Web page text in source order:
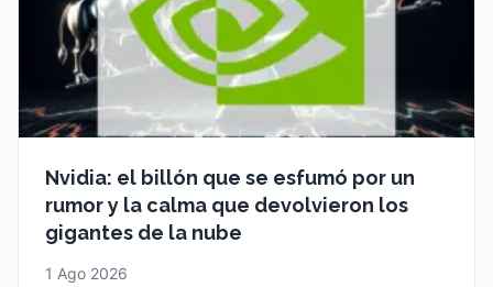
Nvidia: el billón que se esfumó por un
rumor y la calma que devolvieron los
gigantes de la nube
1 Ago 2026